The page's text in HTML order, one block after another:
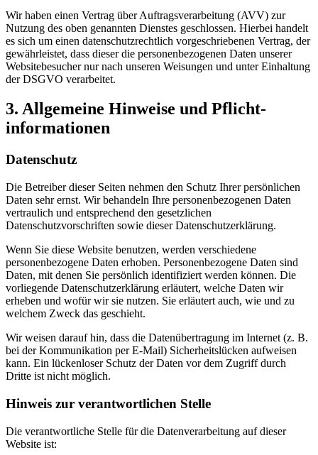
Wir haben einen Vertrag über Auftragsverarbeitung (AVV) zur
Nutzung des oben genannten Dienstes geschlossen. Hierbei handelt
es sich um einen datenschutzrechtlich vorgeschriebenen Vertrag, der
gewährleistet, dass dieser die personenbezogenen Daten unserer
Websitebesucher nur nach unseren Weisungen und unter Einhaltung
der DSGVO verarbeitet.
3. Allgemeine Hinweise und Pflicht­
informationen
Datenschutz
Die Betreiber dieser Seiten nehmen den Schutz Ihrer persönlichen
Daten sehr ernst. Wir behandeln Ihre personenbezogenen Daten
vertraulich und entsprechend den gesetzlichen
Datenschutzvorschriften sowie dieser Datenschutzerklärung.
Wenn Sie diese Website benutzen, werden verschiedene
personenbezogene Daten erhoben. Personenbezogene Daten sind
Daten, mit denen Sie persönlich identifiziert werden können. Die
vorliegende Datenschutzerklärung erläutert, welche Daten wir
erheben und wofür wir sie nutzen. Sie erläutert auch, wie und zu
welchem Zweck das geschieht.
Wir weisen darauf hin, dass die Datenübertragung im Internet (z. B.
bei der Kommunikation per E-Mail) Sicherheitslücken aufweisen
kann. Ein lückenloser Schutz der Daten vor dem Zugriff durch
Dritte ist nicht möglich.
Hinweis zur verantwortlichen Stelle
Die verantwortliche Stelle für die Datenverarbeitung auf dieser
Website ist: